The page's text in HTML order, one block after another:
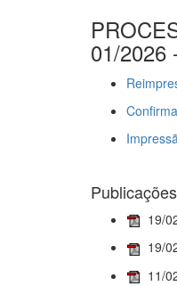
01/
19/
19/
11/